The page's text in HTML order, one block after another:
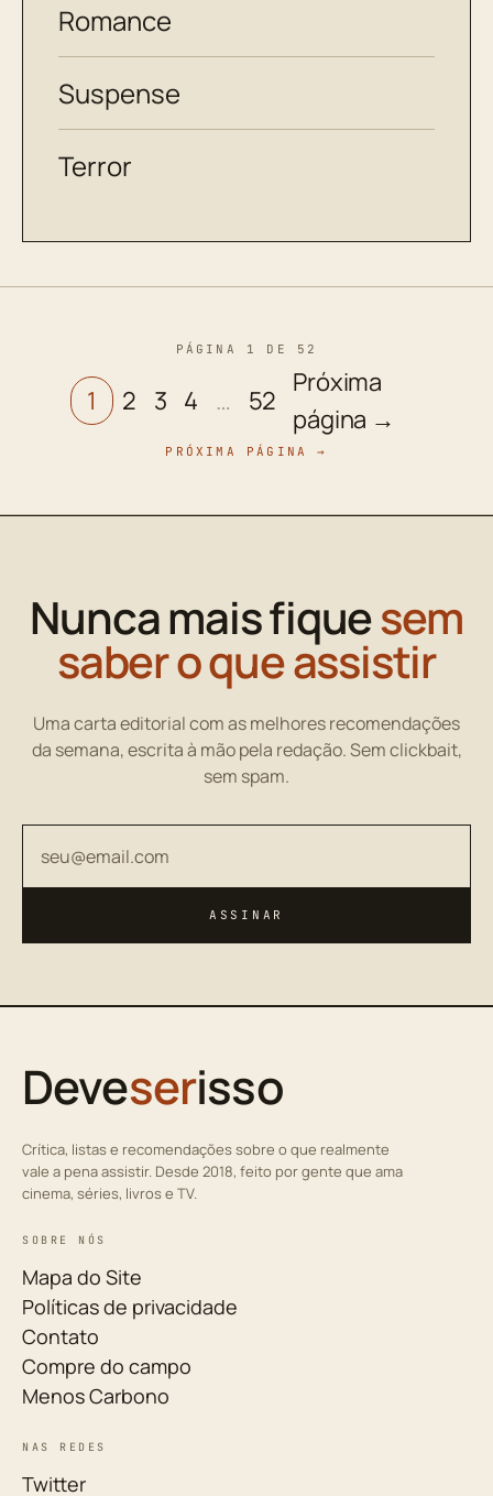
Romance
Suspense
Terror
PÁGINA 1 DE 52
1 2 3 4 … 52
Próxima
página →
PRÓXIMA PÁGINA →
Nunca mais fiquesem
saber o que assistir
Uma carta editorial com as melhores recomendações
da semana, escrita à mão pela redação. Sem clickbait,
sem spam.
ASSINAR
Deveserisso
Crítica, listas e recomendações sobre o que realmente
vale a pena assistir. Desde 2018, feito por gente que ama
cinema, séries, livros e TV.
SOBRE NÓS
Mapa do Site
Políticas de privacidade
Contato
Compre do campo
Menos Carbono
NAS REDES
Twitter